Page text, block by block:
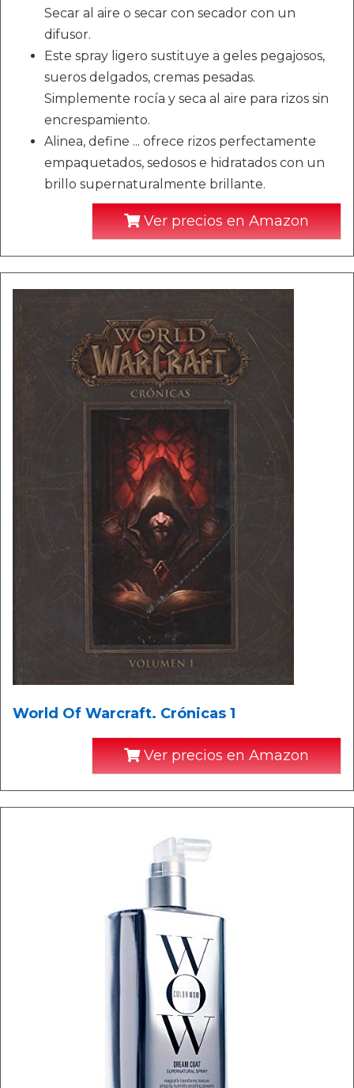
Secar al aire o secar con secador con un
difusor.
Este spray ligero sustituye a geles pegajosos,
sueros delgados, cremas pesadas.
Simplemente rocía y seca al aire para rizos sin
encrespamiento.
Alinea, define ... ofrece rizos perfectamente
empaquetados, sedosos e hidratados con un
brillo supernaturalmente brillante.
Ver precios en Amazon
World Of Warcraft. Crónicas 1
Ver precios en Amazon